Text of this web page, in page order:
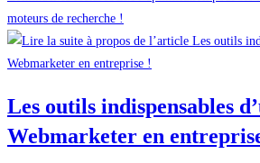
moteurs de recherche !
Les outils indispensables
Webmarketer en